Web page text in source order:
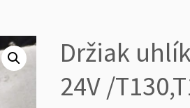
Držiak
24V /